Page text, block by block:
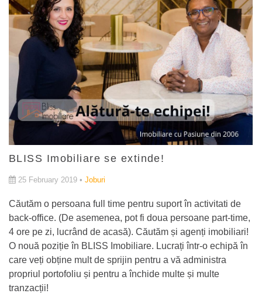
BLISS Imobiliare se extinde!
25 February 2019 • Joburi
Căutăm o persoana full time pentru suport în activitati de
back-office. (De asemenea, pot fi doua persoane part-time,
4 ore pe zi, lucrând de acasă). Căutăm și agenți imobiliari!
O nouă poziție în BLISS Imobiliare. Lucrați într-o echipă în
care veți obține mult de sprijin pentru a vă administra
propriul portofoliu și pentru a închide multe și multe
tranzacții!